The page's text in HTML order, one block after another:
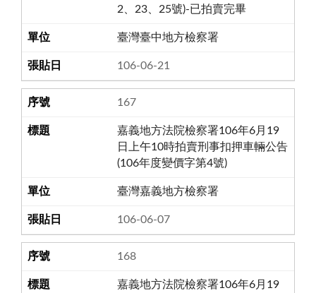
2、23、25號)-已拍賣完畢
臺灣臺中地方檢察署
106-06-21
167
嘉義地方法院檢察署106年6月19
日上午10時拍賣刑事扣押車輛公告
(106年度變價字第4號)
臺灣嘉義地方檢察署
106-06-07
168
嘉義地方法院檢察署106年6月19